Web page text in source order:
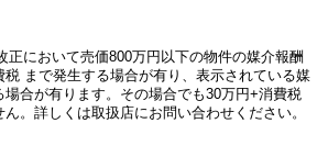
正において売価800万円以下の物件の媒介報酬
まで発生する場合が有り、表示されている媒
合が有ります。その場合でも30万円+消費税
。詳しくは取扱店にお問い合わせください。